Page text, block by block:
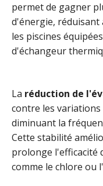
permet de gagner
d'énergie, réduisant
les piscines
d'échangeur
La réduction de
contre les
diminuant la
Cette stabilité
prolonge l'efficacité
comme le chlore ou